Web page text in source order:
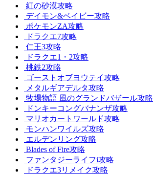
紅の砂漠攻略
デイモン&ベイビー攻略
ポケモンZA攻略
ドラクエ7攻略
仁王3攻略
ドラクエ1・2攻略
桃鉄2攻略
ゴーストオブヨウテイ攻略
メタルギアデルタ攻略
牧場物語 風のグランドバザール攻略
ドンキーコングバナンザ攻略
マリオカートワールド攻略
モンハンワイルズ攻略
エルデンリング攻略
Blades of Fire攻略
ファンタジーライフi攻略
ドラクエ3リメイク攻略